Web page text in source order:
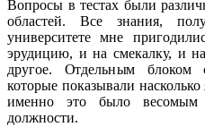
Вопросы в тестах были
областей. Все знания,
университете мне
эрудицию, и на смекалку, и
другое. Отдельным блоком
которые показывали
именно это было весомым
должности.